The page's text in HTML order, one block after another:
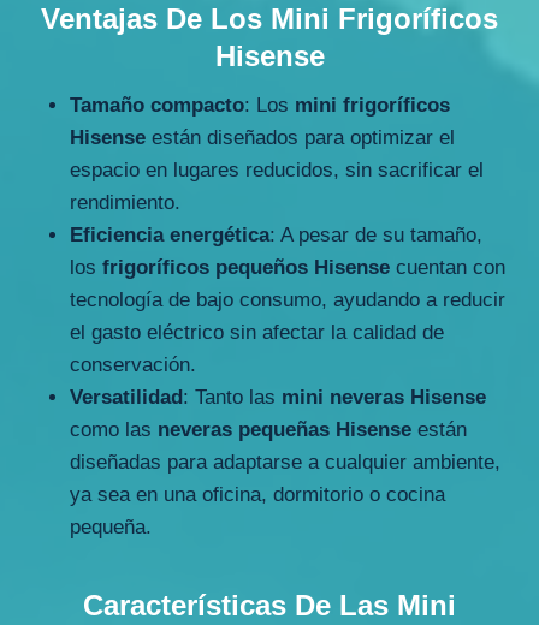
Ventajas De Los Mini Frigoríficos
Hisense
Tamaño compacto: Los mini frigoríficos
Hisense están diseñados para optimizar el
espacio en lugares reducidos, sin sacrificar el
rendimiento.
Eficiencia energética: A pesar de su tamaño,
los frigoríficos pequeños Hisense cuentan con
tecnología de bajo consumo, ayudando a reducir
el gasto eléctrico sin afectar la calidad de
conservación.
Versatilidad: Tanto las mini neveras Hisense
como las neveras pequeñas Hisense están
diseñadas para adaptarse a cualquier ambiente,
ya sea en una oficina, dormitorio o cocina
pequeña.
Características De Las Mini